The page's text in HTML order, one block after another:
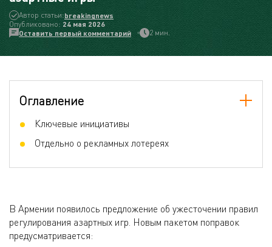
Автор статьи:breakingnews
Опубликовано: 24 мая 2026
Оставить первый комментарий
2 мин.
Оглавление
Ключевые инициативы
Отдельно о рекламных лотереях
В Армении появилось предложение об ужесточении правил
регулирования азартных игр. Новым пакетом поправок
предусматривается: